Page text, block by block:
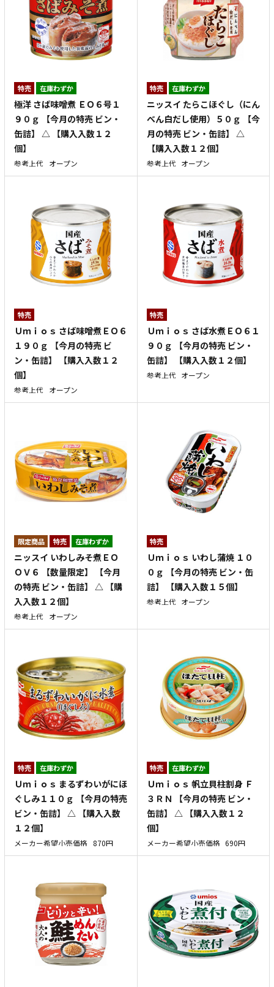
特売 在庫わずか
極洋 さば味噌煮 ＥＯ６号１
９０ｇ 【今月の特売 ビン・
缶詰】 △ 【購入入数１２
個】
参考上代 オープン
特売 在庫わずか
ニッスイ たらこほぐし（にん
べん白だし使用）５０ｇ 【今
月の特売 ビン・缶詰】 △
【購入入数１２個】
参考上代 オープン
特売
Ｕｍｉｏｓ さば味噌煮ＥＯ６
１９０ｇ 【今月の特売 ビ
ン・缶詰】 【購入入数１２
個】
参考上代 オープン
特売
Ｕｍｉｏｓ さば水煮ＥＯ６１
９０ｇ 【今月の特売 ビン・
缶詰】 【購入入数１２個】
参考上代 オープン
特売 在庫わずか
ニッスイ いわしみそ煮ＥＯ
ＯＶ６ 【数量限定】 【今月
の特売 ビン・缶詰】 △ 【購
入入数１２個】
参考上代 オープン
特売
Ｕｍｉｏｓ いわし蒲焼 １０
０ｇ 【今月の特売 ビン・缶
詰】 【購入入数１５個】
参考上代 オープン
特売 在庫わずか
Ｕｍｉｏｓ まるずわいがにほ
ぐしみ１１０ｇ 【今月の特売
ビン・缶詰】 △ 【購入入数
１２個】
メーカー希望小売価格 870円
特売 在庫わずか
Ｕｍｉｏｓ 帆立貝柱割身 Ｆ
３ＲＮ 【今月の特売 ビン・
缶詰】 △ 【購入入数１２
個】
メーカー希望小売価格 690円